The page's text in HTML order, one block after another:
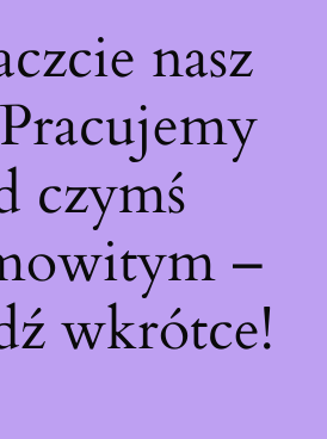
nasz
czymś
–
wkrótce!